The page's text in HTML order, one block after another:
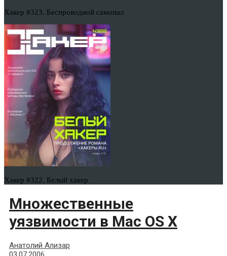
Хакер #323. Беспроводной самопал
Хакер #322. Белый хакер
Множественные
уязвимости в Mac OS X
Анатолий Ализар